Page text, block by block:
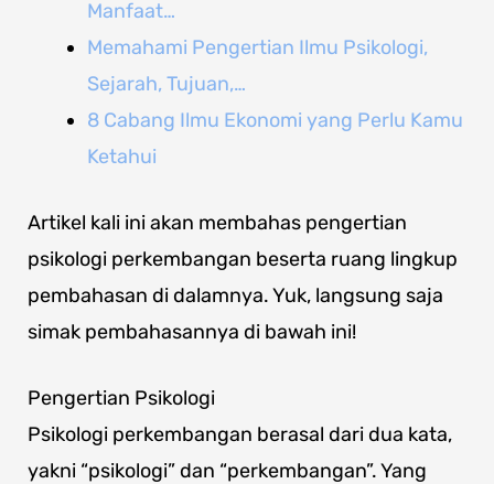
Manfaat…
Memahami Pengertian Ilmu Psikologi,
Sejarah, Tujuan,…
8 Cabang Ilmu Ekonomi yang Perlu Kamu
Ketahui
Artikel kali ini akan membahas pengertian
psikologi perkembangan beserta ruang lingkup
pembahasan di dalamnya. Yuk, langsung saja
simak pembahasannya di bawah ini!
Pengertian Psikologi
Psikologi perkembangan berasal dari dua kata,
yakni “psikologi” dan “perkembangan”. Yang